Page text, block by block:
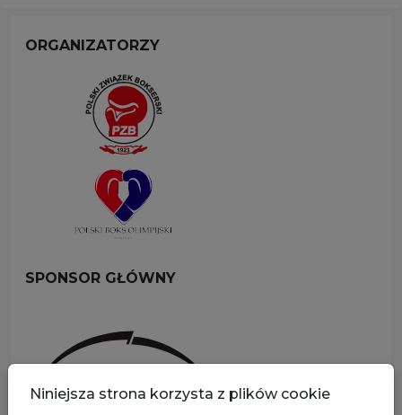
ORGANIZATORZY
SPONSOR GŁÓWNY
Niniejsza strona korzysta z plików cookie